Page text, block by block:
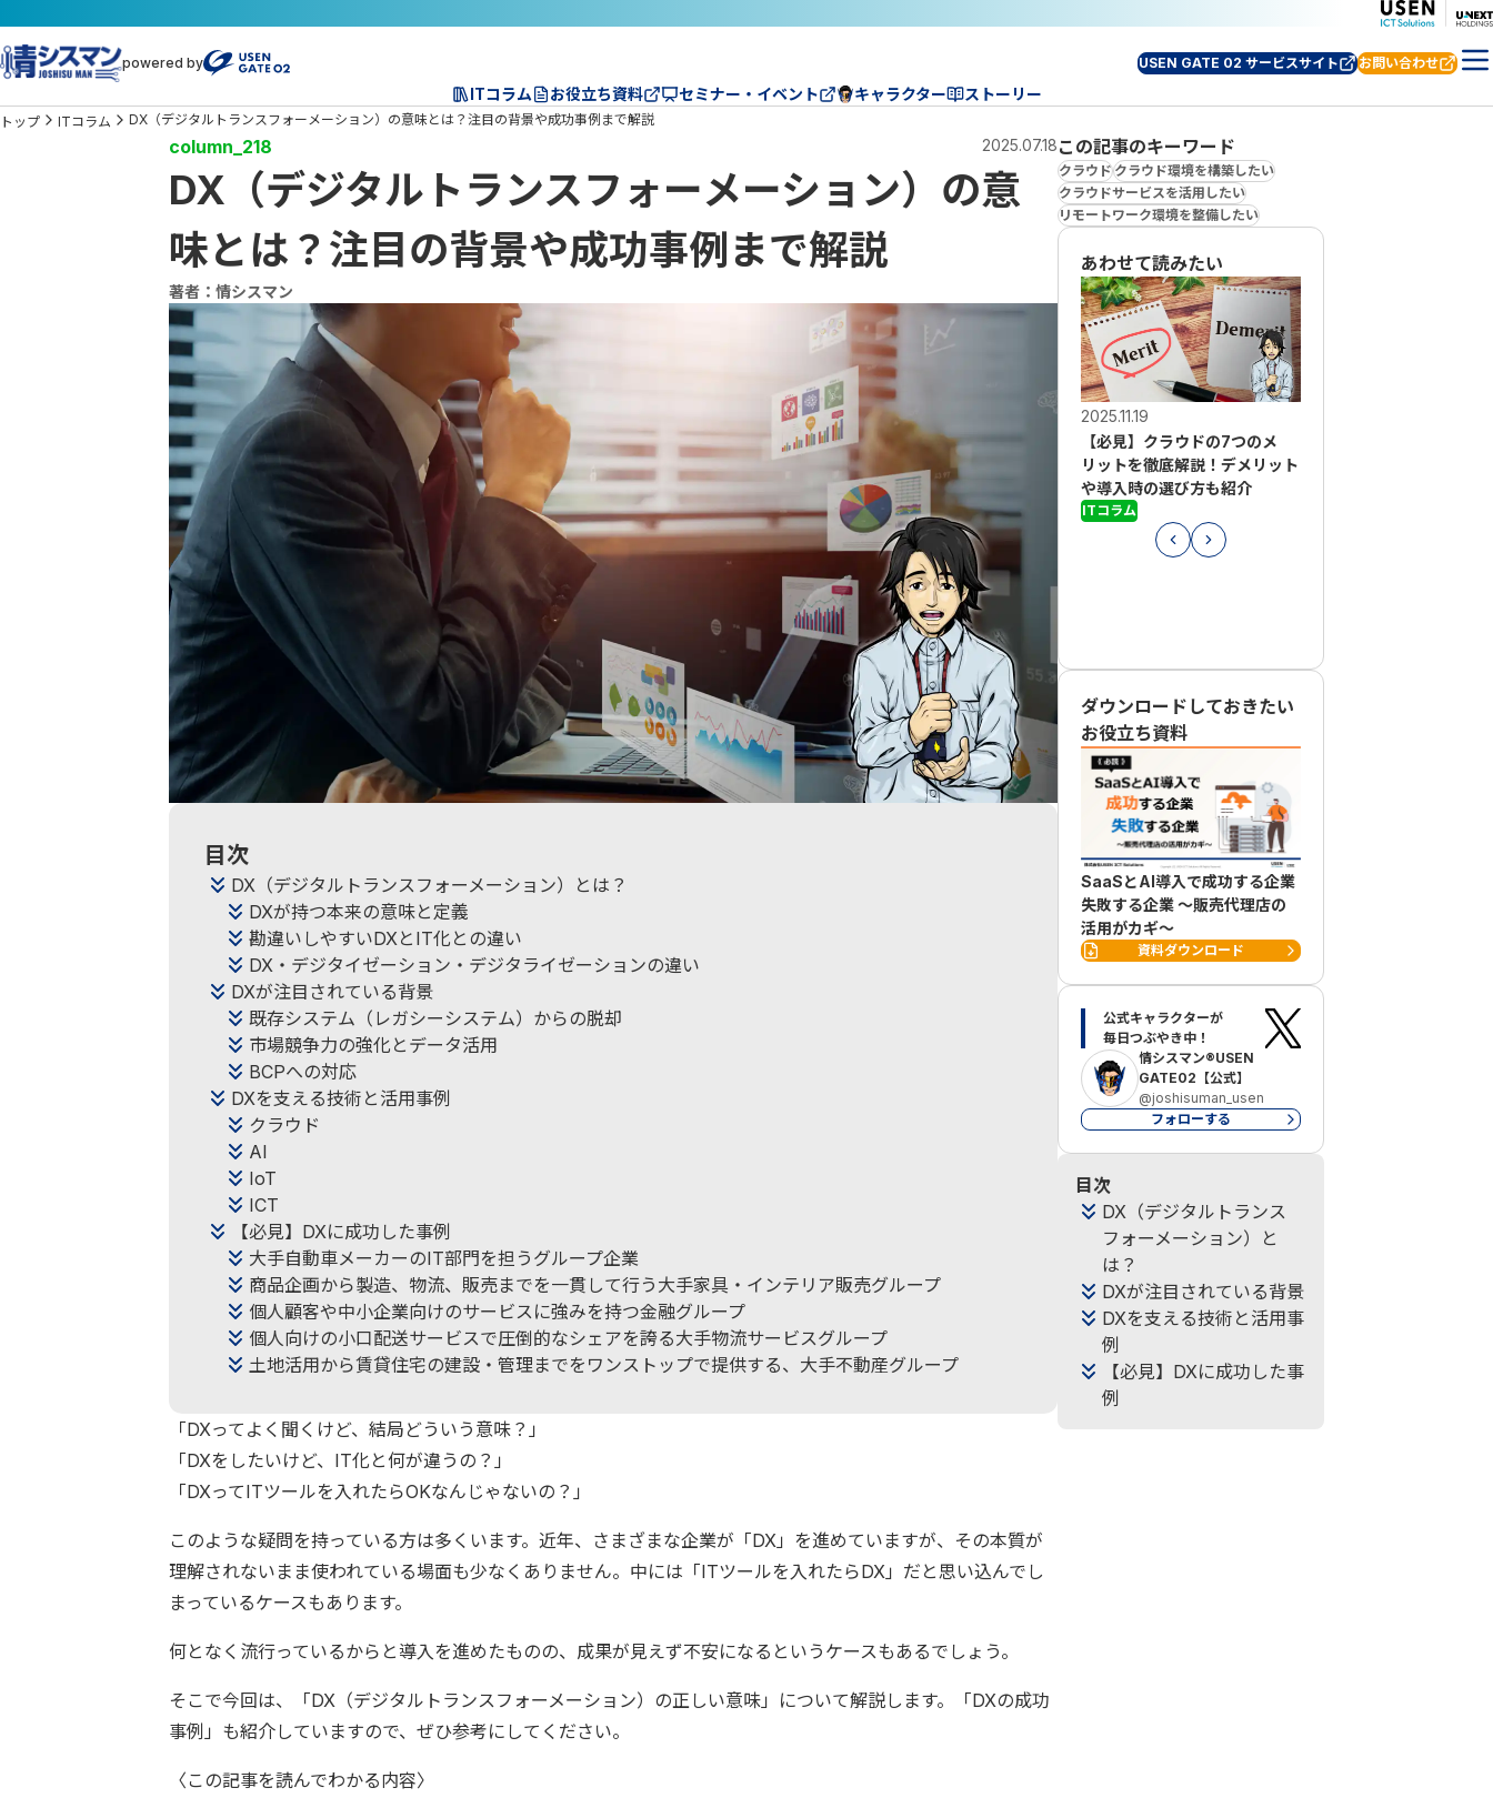
powered by USEN GATE 02 サービスサイト お問い合わせ
ITコラム お役立ち資料 セミナー・イベント キャラクター ストーリー
トップ ITコラム DX（デジタルトランスフォーメーション）の意味とは？注目の背景や成功事例まで解説
column_218 2025.07.18
DX（デジタルトランスフォーメーション）の意
味とは？注目の背景や成功事例まで解説
著者：情シスマン
目次
DX（デジタルトランスフォーメーション）とは？
DXが持つ本来の意味と定義
勘違いしやすいDXとIT化との違い
DX・デジタイゼーション・デジタライゼーションの違い
DXが注目されている背景
既存システム（レガシーシステム）からの脱却
市場競争力の強化とデータ活用
BCPへの対応
DXを支える技術と活用事例
クラウド
AI
IoT
ICT
【必見】DXに成功した事例
大手自動車メーカーのIT部門を担うグループ企業
商品企画から製造、物流、販売までを一貫して行う大手家具・インテリア販売グループ
個人顧客や中小企業向けのサービスに強みを持つ金融グループ
個人向けの小口配送サービスで圧倒的なシェアを誇る大手物流サービスグループ
土地活用から賃貸住宅の建設・管理までをワンストップで提供する、大手不動産グループ
「DXってよく聞くけど、結局どういう意味？」
「DXをしたいけど、IT化と何が違うの？」
「DXってITツールを入れたらOKなんじゃないの？」
このような疑問を持っている方は多くいます。近年、さまざまな企業が「DX」を進めていますが、その本質が
理解されないまま使われている場面も少なくありません。中には「ITツールを入れたらDX」だと思い込んでし
まっているケースもあります。
何となく流行っているからと導入を進めたものの、成果が見えず不安になるというケースもあるでしょう。
そこで今回は、「DX（デジタルトランスフォーメーション）の正しい意味」について解説します。「DXの成功
事例」も紹介していますので、ぜひ参考にしてください。
〈この記事を読んでわかる内容〉
この記事のキーワード
クラウドクラウド環境を構築したい
クラウドサービスを活用したい
リモートワーク環境を整備したい
あわせて読みたい
2025.11.19
【必見】クラウドの7つのメ
リットを徹底解説！デメリット
や導入時の選び方も紹介
ITコラム
ダウンロードしておきたい
お役立ち資料
SaaSとAI導入で成功する企業
失敗する企業 ～販売代理店の
活用がカギ～
資料ダウンロード
公式キャラクターが
毎日つぶやき中！
情シスマン®USEN
GATE02【公式】
@joshisuman_usen
フォローする
目次
DX（デジタルトランス
フォーメーション）と
は？
DXが注目されている背景
DXを支える技術と活用事
例
【必見】DXに成功した事
例